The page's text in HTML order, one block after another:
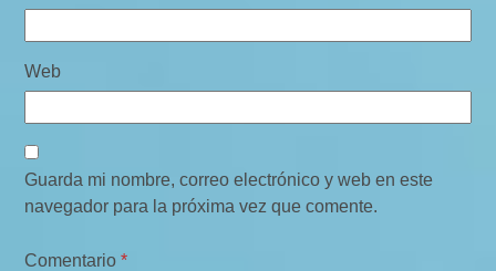
Web
Guarda mi nombre, correo electrónico y web en este
navegador para la próxima vez que comente.
Comentario*